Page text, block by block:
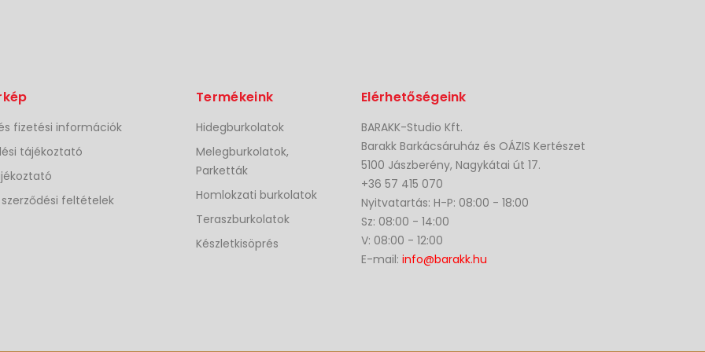
fizetési információk
tájékoztató
feltételek
Termékeink
Hidegburkolatok
Melegburkolatok,
Parketták
Homlokzati burkolatok
Teraszburkolatok
Készletkisöprés
Elérhetőségeink
BARAKK-Studio Kft.
Barakk Barkácsáruház és OÁZIS Kertészet
5100 Jászberény, Nagykátai út 17.
+36 57 415 070
Nyitvatartás: H-P: 08:00 - 18:00
Sz: 08:00 - 14:00
V: 08:00 - 12:00
E-mail: info@barakk.hu